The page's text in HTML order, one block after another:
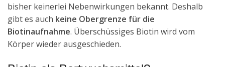
bisher keinerlei Nebenwirkungen bekannt. Deshalb
gibt es auch keine Obergrenze für die
Biotinaufnahme. Überschüssiges Biotin wird vom
Körper wieder ausgeschieden.